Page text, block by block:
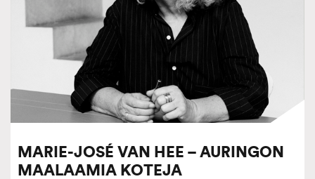
MARIE-JOSÉ VAN HEE – AURINGON
MAALAAMIA KOTEJA